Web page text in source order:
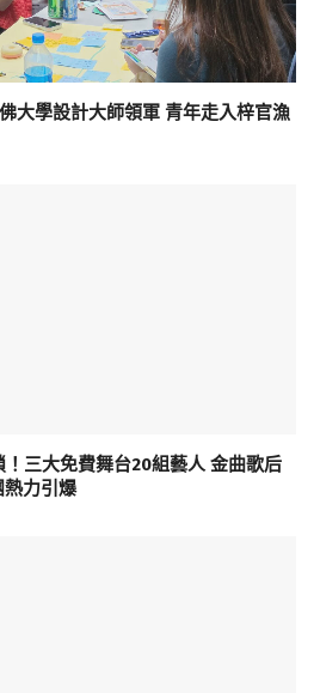
大學設計大師領軍 青年走入梓官漁
三大免費舞台20組藝人 金曲歌后
熱力引爆